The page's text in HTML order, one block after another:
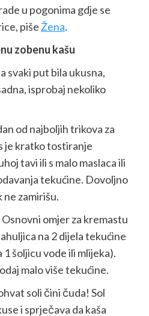
u pogonima gdje se
piše Žena.
zobenu kašu
svaki put bila ukusna,
isprobaj nekoliko
od najboljih trikova za
je kratko tostiranje
tavi ili s malo maslaca ili
tekućine. Dovoljno
ne zamirišu.
Osnovni omjer za kremastu
na 2 dijela tekućine
šoljicu vode ili mlijeka).
malo više tekućine.
soli čini čuda! Sol
i sprječava da kaša